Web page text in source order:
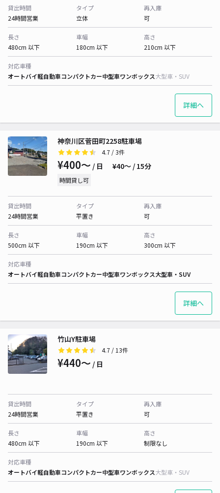
貸出時間
24時間営業
タイプ
立体
再入庫
可
長さ
480cm 以下
車幅
180cm 以下
高さ
210cm 以下
対応車種
オートバイ軽自動車コンパクトカー中型車ワンボックス大型車・SUV
詳細へ
神奈川区菅田町2258駐車場
4.7 / 3件
¥400〜 / 日 ¥40〜 / 15分
時間貸し可
貸出時間
24時間営業
タイプ
平置き
再入庫
可
長さ
500cm 以下
車幅
190cm 以下
高さ
300cm 以下
対応車種
オートバイ軽自動車コンパクトカー中型車ワンボックス大型車・SUV
詳細へ
竹山Y駐車場
4.7 / 13件
¥440〜 / 日
貸出時間
24時間営業
タイプ
平置き
再入庫
可
長さ
480cm 以下
車幅
190cm 以下
高さ
制限なし
対応車種
オートバイ軽自動車コンパクトカー中型車ワンボックス大型車・SUV